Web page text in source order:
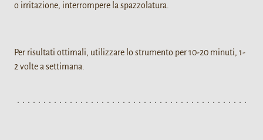
o irritazione, interrompere la spazzolatura.
Per risultati ottimali, utilizzare lo strumento per 10-20 minuti, 1-
2 volte a settimana.